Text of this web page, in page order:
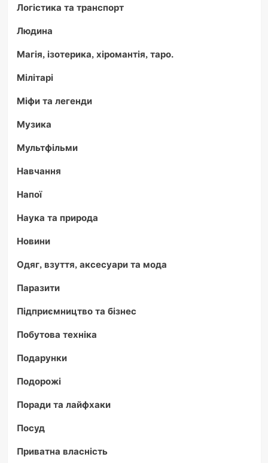
Логістика та транспорт
Людина
Магія, ізотерика, хіромантія, таро.
Мілітарі
Міфи та легенди
Музика
Мультфільми
Навчання
Напої
Наука та природа
Новини
Одяг, взуття, аксесуари та мода
Паразити
Підприємництво та бізнес
Побутова техніка
Подарунки
Подорожі
Поради та лайфхаки
Посуд
Приватна власність